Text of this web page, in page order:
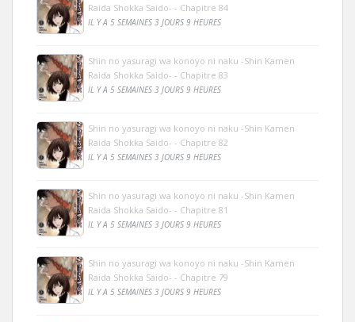
Raida Shokka Saido- - Chapitre 84
IL Y A 5 SEMAINES 3 JOURS 9 HEURES
Shin no yasuragi wa konoyo ni naku -Shin Kamen
Raida Shokka Saido- - Chapitre 83
IL Y A 5 SEMAINES 3 JOURS 9 HEURES
Shin no yasuragi wa konoyo ni naku -Shin Kamen
Raida Shokka Saido- - Chapitre 82
IL Y A 5 SEMAINES 3 JOURS 9 HEURES
Shin no yasuragi wa konoyo ni naku -Shin Kamen
Raida Shokka Saido- - Chapitre 81
IL Y A 5 SEMAINES 3 JOURS 9 HEURES
Shin no yasuragi wa konoyo ni naku -Shin Kamen
Raida Shokka Saido- - Chapitre 79
IL Y A 5 SEMAINES 3 JOURS 9 HEURES